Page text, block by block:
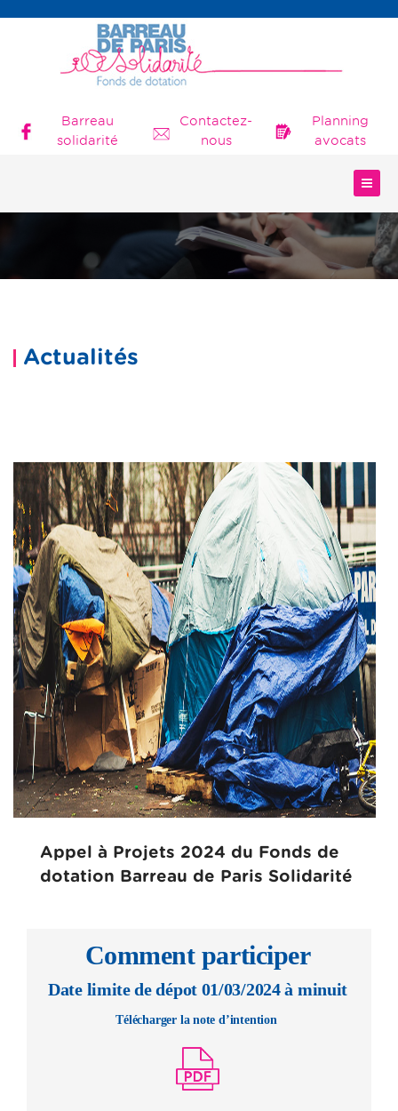
Barreau
solidarité
Contactez-
nous
Planning
avocats
Actualités
Appel à Projets 2024 du Fonds de
dotation Barreau de Paris Solidarité
Comment participer
Date limite de dépot 01/03/2024 à minuit
Télécharger la note d’intention